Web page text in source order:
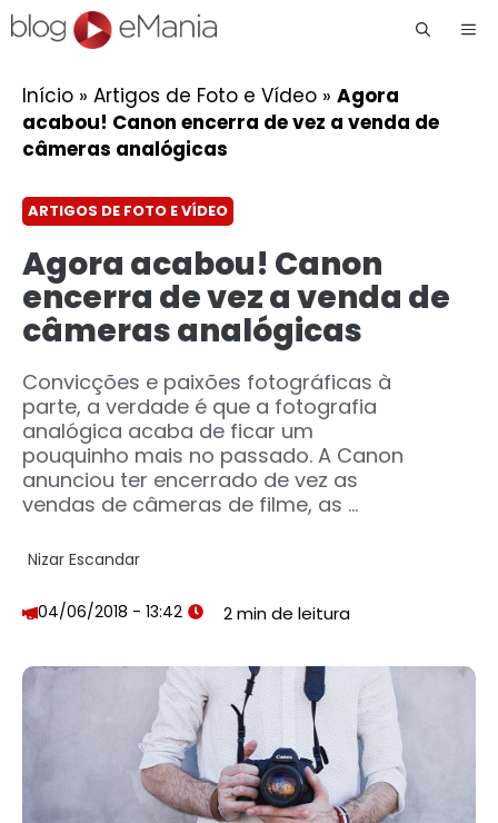
Início » Artigos de Foto e Vídeo » Agora
acabou! Canon encerra de vez a venda de
câmeras analógicas
ARTIGOS DE FOTO E VÍDEO
Agora acabou! Canon
encerra de vez a venda de
câmeras analógicas
Convicções e paixões fotográficas à
parte, a verdade é que a fotografia
analógica acaba de ficar um
pouquinho mais no passado. A Canon
anunciou ter encerrado de vez as
vendas de câmeras de filme, as ...
Nizar Escandar
04/06/2018 - 13:42